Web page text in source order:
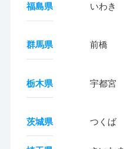
福島県 いわき
群馬県 前橋
栃木県 宇都宮
茨城県 つくば